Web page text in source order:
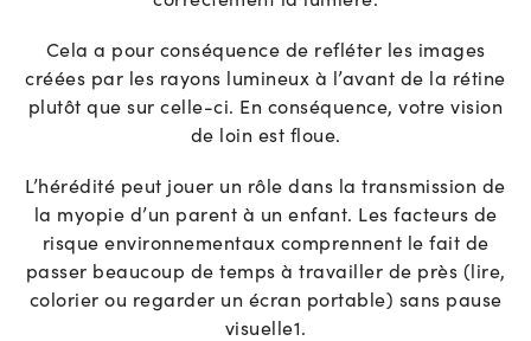
Cela a pour conséquence de refléter les images
créées par les rayons lumineux à l’avant de la rétine
plutôt que sur celle-ci. En conséquence, votre vision
de loin est floue.
L’hérédité peut jouer un rôle dans la transmission de
la myopie d’un parent à un enfant. Les facteurs de
risque environnementaux comprennent le fait de
passer beaucoup de temps à travailler de près (lire,
colorier ou regarder un écran portable) sans pause
visuelle1.